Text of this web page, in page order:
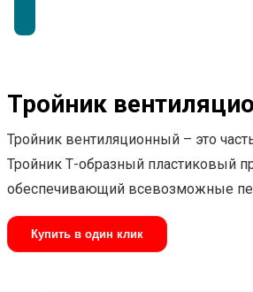
Тройник
Тройник вентиляционный – это
Тройник Т-образный пластиковый
обеспечивающий всевозможные
Купить в один клик